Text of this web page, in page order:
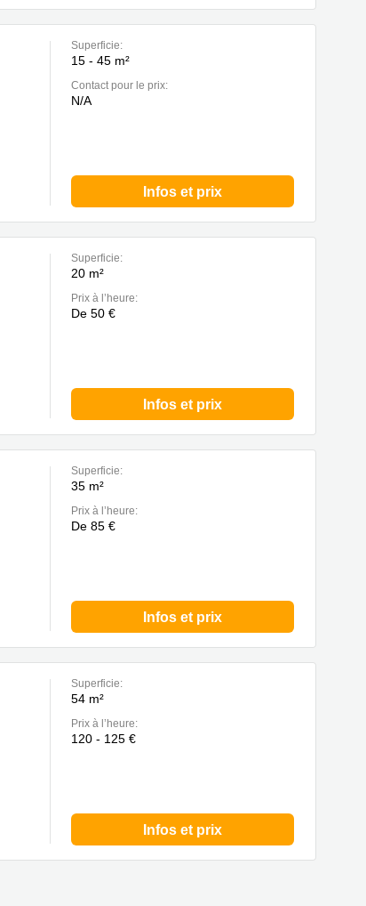
Superficie:
15 - 45 m²
Contact pour le prix:
N/A
Infos et prix
Superficie:
20 m²
Prix à l’heure:
De 50 €
Infos et prix
Superficie:
35 m²
Prix à l’heure:
De 85 €
Infos et prix
Superficie:
54 m²
Prix à l’heure:
120 - 125 €
Infos et prix